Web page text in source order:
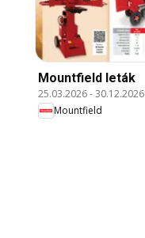
Mountfield leták
25.03.2026-30.12.2026
Mountfield